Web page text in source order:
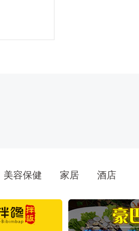
美容保健 家居 酒店